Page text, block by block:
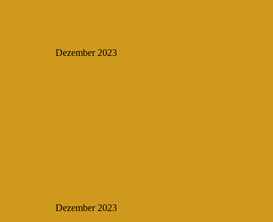
Dezember 2023
Dezember 2023